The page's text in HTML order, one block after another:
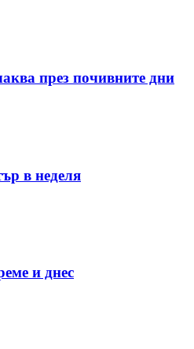
през почивните дни
в неделя
и днес